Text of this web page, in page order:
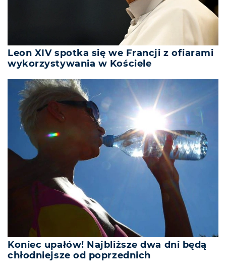
Leon XIV spotka się we Francji z ofiarami
wykorzystywania w Kościele
Koniec upałów! Najbliższe dwa dni będą
chłodniejsze od poprzednich